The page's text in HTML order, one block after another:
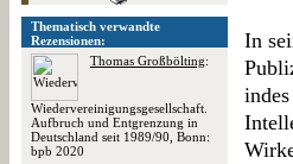
Thematisch verwandte
Rezensionen:
Thomas Großbölting:
Wiedervereinigungsgesellschaft.
Aufbruch und Entgrenzung in
Deutschland seit 1989/90, Bonn:
bpb 2020
In